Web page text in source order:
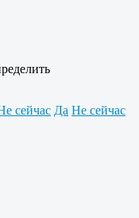
сейчас Да Не сейчас